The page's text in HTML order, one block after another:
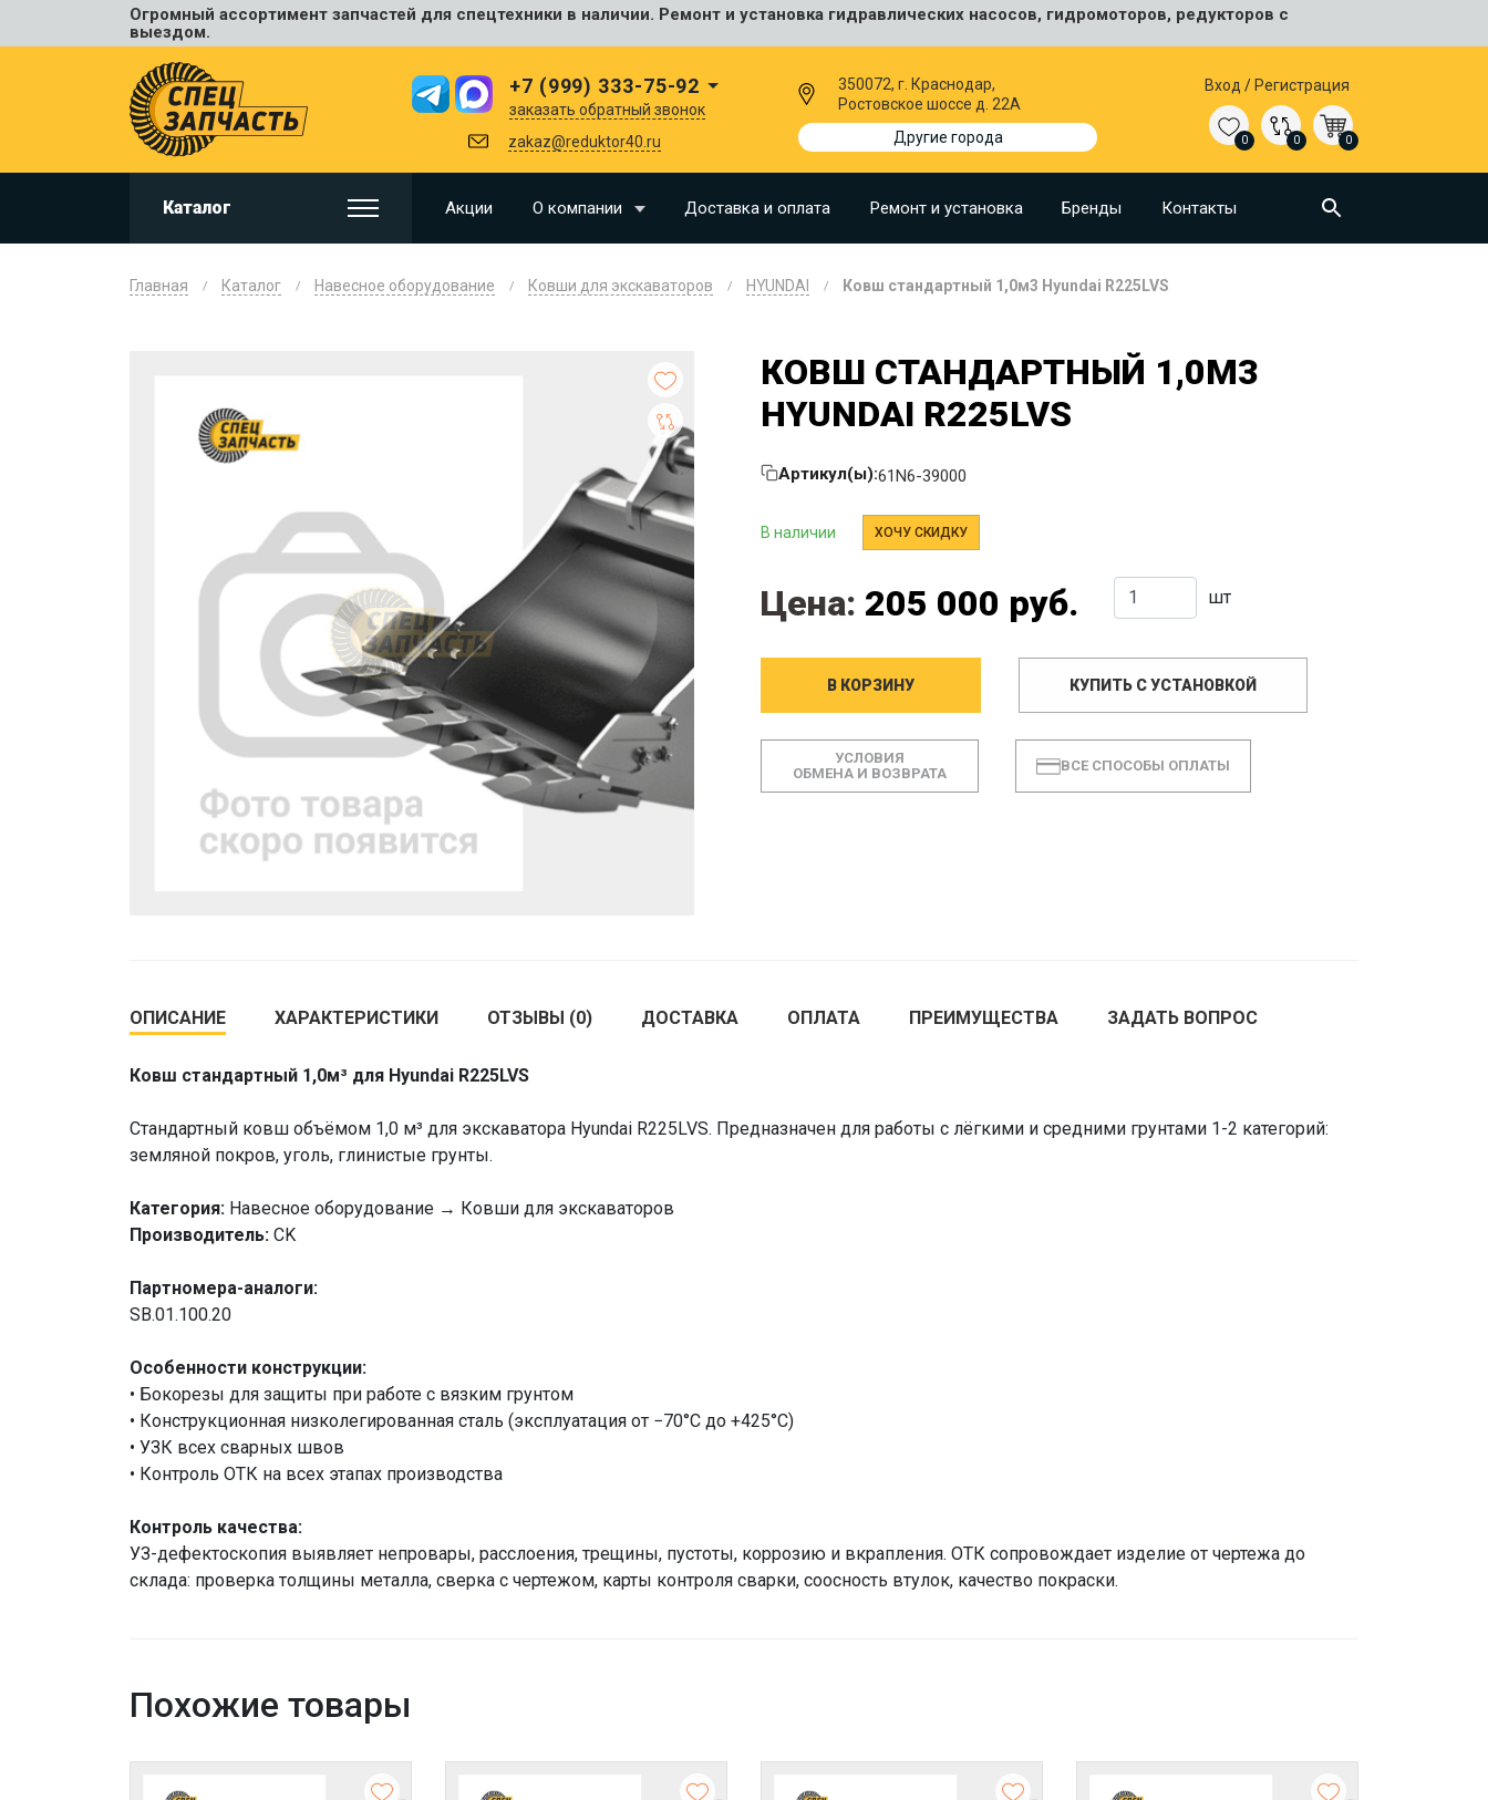
Огромный ассортимент запчастей для спецтехники в наличии. Ремонт и установка гидравлических насосов, гидромоторов, редукторов с
выездом.
+7 (999) 333-75-92
заказать обратный звонок
zakaz@reduktor40.ru
350072, г. Краснодар,
Ростовское шоссе д. 22А
Другие города
Вход / Регистрация
0 0 0
Каталог Акции О компании Доставка и оплата Ремонт и установка Бренды Контакты
Универсальные
HITACHI
HYUNDAI
VOLVO
CAT
CASE
Главная Каталог Навесное оборудование Ковши для экскаваторов HYUNDAI Ковш стандартный 1,0м3 Hyundai R225LVS
КОВШ СТАНДАРТНЫЙ 1,0М3
HYUNDAI R225LVS
Артикул(ы):61N6-39000
В наличии ХОЧУ СКИДКУ
Цена: 205 000 руб. шт
В КОРЗИНУ КУПИТЬ С УСТАНОВКОЙ
УСЛОВИЯ
ОБМЕНА И ВОЗВРАТА
ВСЕ СПОСОБЫ ОПЛАТЫ
ОПИСАНИЕ ХАРАКТЕРИСТИКИ ОТЗЫВЫ (0) ДОСТАВКА ОПЛАТА ПРЕИМУЩЕСТВА ЗАДАТЬ ВОПРОС
Ковш стандартный 1,0м³ для Hyundai R225LVS
Стандартный ковш объёмом 1,0 м³ для экскаватора Hyundai R225LVS. Предназначен для работы с лёгкими и средними грунтами 1-2 категорий:
земляной покров, уголь, глинистые грунты.
Категория: Навесное оборудование → Ковши для экскаваторов
Производитель: CK
Партномера-аналоги:
SB.01.100.20
Особенности конструкции:
• Бокорезы для защиты при работе с вязким грунтом
• Конструкционная низколегированная сталь (эксплуатация от −70°C до +425°C)
• УЗК всех сварных швов
• Контроль ОТК на всех этапах производства
Контроль качества:
УЗ-дефектоскопия выявляет непровары, расслоения, трещины, пустоты, коррозию и вкрапления. ОТК сопровождает изделие от чертежа до
склада: проверка толщины металла, сверка с чертежом, карты контроля сварки, соосность втулок, качество покраски.
Похожие товары